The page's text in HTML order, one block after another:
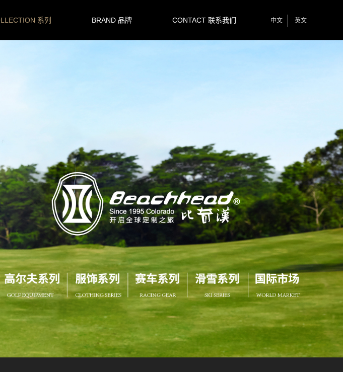
系列 BRAND 品牌 CONTACT 联系我们 中文 英文